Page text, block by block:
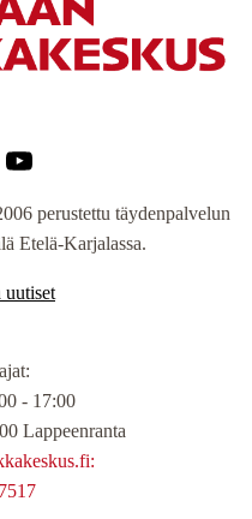
perustettu täydenpalvelun
Etelä-Karjalassa.
:
- 17:00
Lappeenranta